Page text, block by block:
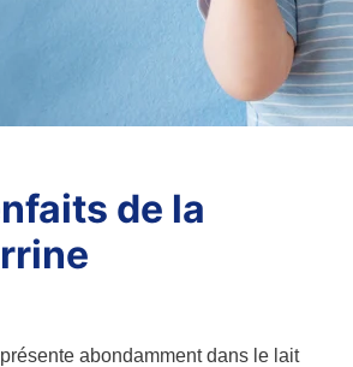
de la
présente abondamment dans le lait